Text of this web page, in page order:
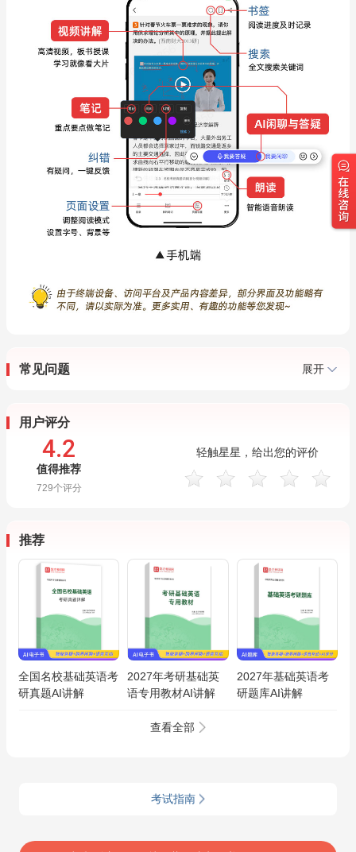
常见问题 展开
用户评分
4.2
值得推荐
729个评分
轻触星星，给出您的评价
推荐
全国名校基础英语考
研真题AI讲解
2027年考研基础英
语专用教材AI讲解
2027年基础英语考
研题库AI讲解
查看全部
考试指南